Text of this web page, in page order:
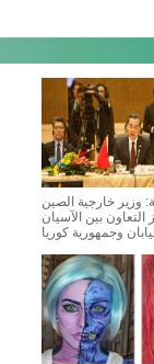
وزير خارجية الصين
التعاون بين الآسيان
وجمهورية كوريا